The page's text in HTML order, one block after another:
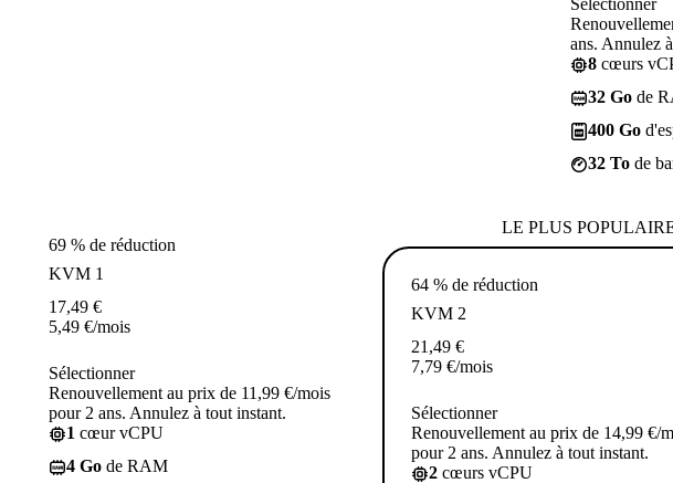
ans. Annulez
8 cœurs
32 Go de
400 Go
32 To de
69 % de réduction
KVM 1
17,49 €
5,49 €/mois
Sélectionner
Renouvellement au prix de 11,99 €/mois
pour 2 ans. Annulez à tout instant.
1 cœur vCPU
4 Go de RAM
LE PLUS
64 % de réduction
KVM 2
21,49 €
7,79 €/mois
Sélectionner
Renouvellement au prix de 14,99 €/
pour 2 ans. Annulez à tout instant.
2 cœurs vCPU